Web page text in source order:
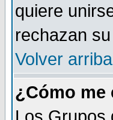
quiere
rechazan
Volver arriba
¿Cómo me